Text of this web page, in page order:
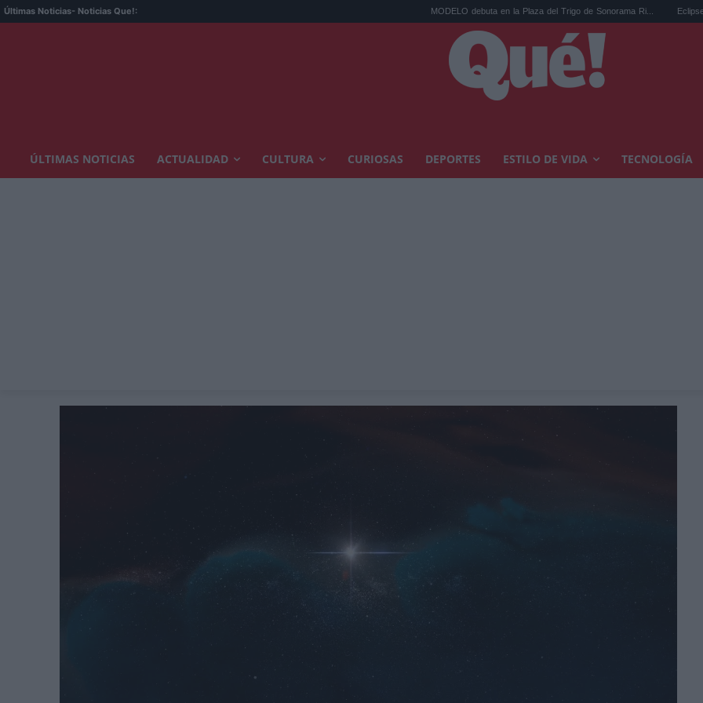
Últimas Noticias- Noticias Que!: MODELO debuta en la Plaza del Trigo de Sonorama Ri... Eclipse solar en
ÚLTIMAS NOTICIAS ACTUALIDAD CULTURA CURIOSAS DEPORTES ESTILO DE VIDA TECNOLOGÍA